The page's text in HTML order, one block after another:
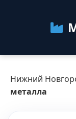
Нижний
металла